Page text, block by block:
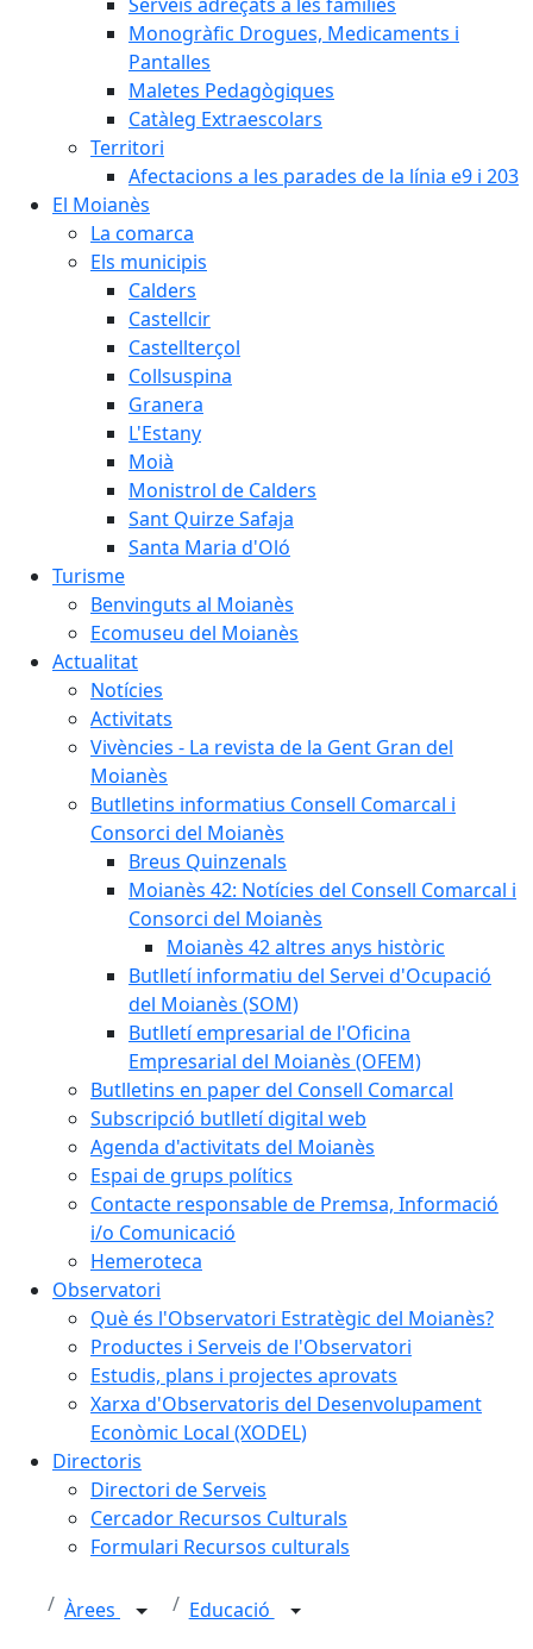
Monogràfic Drogues, Medicaments i
Pantalles
Maletes Pedagògiques
Catàleg Extraescolars
Territori
Afectacions a les parades de la línia e9 i 203
El Moianès
La comarca
Els municipis
Calders
Castellcir
Castellterçol
Collsuspina
Granera
L'Estany
Moià
Monistrol de Calders
Sant Quirze Safaja
Santa Maria d'Oló
Turisme
Benvinguts al Moianès
Ecomuseu del Moianès
Actualitat
Notícies
Activitats
Vivències - La revista de la Gent Gran del
Moianès
Butlletins informatius Consell Comarcal i
Consorci del Moianès
Breus Quinzenals
Moianès 42: Notícies del Consell Comarcal i
Consorci del Moianès
Moianès 42 altres anys històric
Butlletí informatiu del Servei d'Ocupació
del Moianès (SOM)
Butlletí empresarial de l'Oficina
Empresarial del Moianès (OFEM)
Butlletins en paper del Consell Comarcal
Subscripció butlletí digital web
Agenda d'activitats del Moianès
Espai de grups polítics
Contacte responsable de Premsa, Informació
i/o Comunicació
Hemeroteca
Observatori
Què és l'Observatori Estratègic del Moianès?
Productes i Serveis de l'Observatori
Estudis, plans i projectes aprovats
Xarxa d'Observatoris del Desenvolupament
Econòmic Local (XODEL)
Directoris
Directori de Serveis
Cercador Recursos Culturals
Formulari Recursos culturals
Àrees Educació